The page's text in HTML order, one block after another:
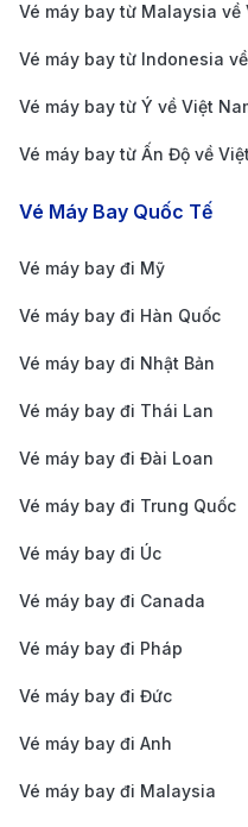
Louvre điểm tham
Ở Paris, mọi khoảnh
chậm lại để tận hưởng
đềm trôi qua lòng thành
bánh croissant bơ
Vé máy bay từ Malaysia về
Vé máy bay từ Indonesia
Vé máy bay từ Ý về Việt
Vé máy bay từ Ấn Độ về
Vé Máy Bay Quốc Tế
Vé máy bay đi Mỹ
Vé máy bay đi Hàn Quốc
Vé máy bay đi Nhật Bản
Vé máy bay đi Thái Lan
Vé máy bay đi Đài Loan
Vé máy bay đi Trung Quốc
Vé máy bay đi Úc
Vé máy bay đi Canada
Vé máy bay đi Pháp
Vé máy bay đi Đức
Vé máy bay đi Anh
Vé máy bay đi Malaysia